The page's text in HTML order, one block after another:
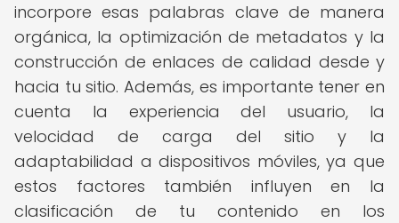
incorpore esas palabras clave de manera
orgánica, la optimización de metadatos y la
construcción de enlaces de calidad desde y
hacia tu sitio. Además, es importante tener en
cuenta la experiencia del usuario, la
velocidad de carga del sitio y la
adaptabilidad a dispositivos móviles, ya que
estos factores también influyen en la
clasificación de tu contenido en los